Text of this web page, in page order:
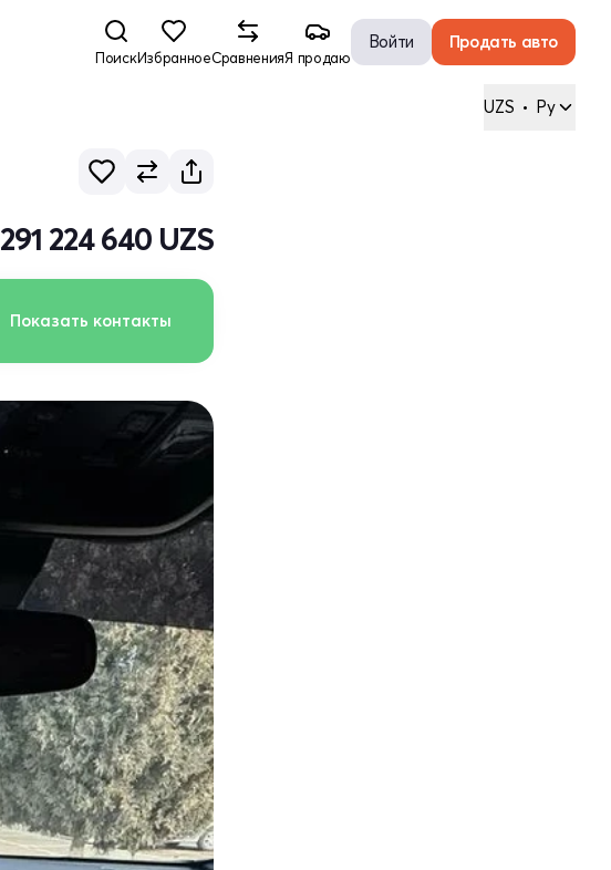
ПоискИзбранноеСравненияЯ продаю
Войти Продать авто
UZS • Ру
291 224 640 UZS
Показать контакты